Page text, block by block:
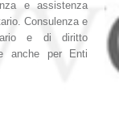
e assistenza
Consulenza e
e di diritto
anche per Enti